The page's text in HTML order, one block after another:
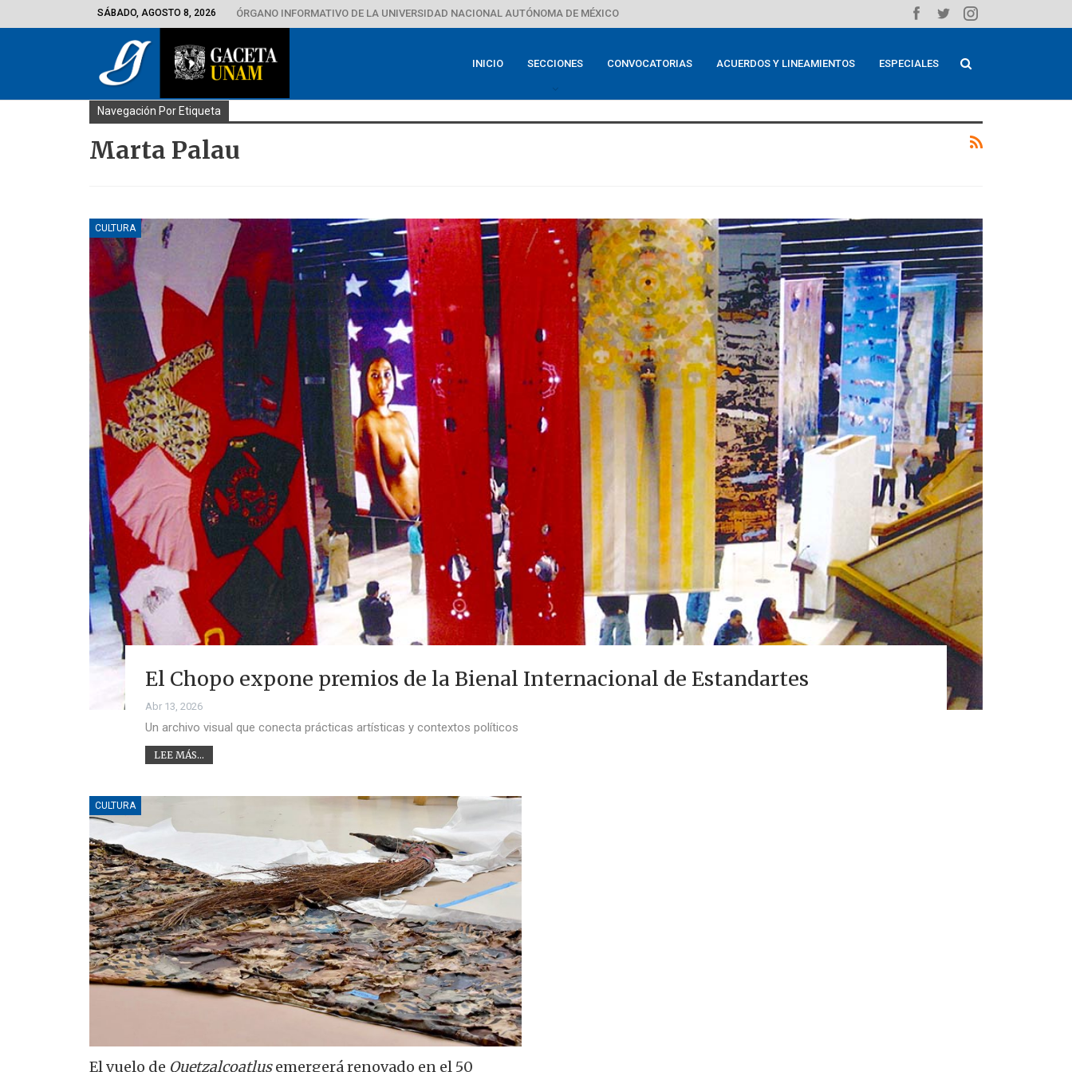
SÁBADO, AGOSTO 8, 2026 ÓRGANO INFORMATIVO DE LA UNIVERSIDAD NACIONAL AUTÓNOMA DE MÉXICO
INICIO SECCIONES CONVOCATORIAS ACUERDOS Y LINEAMIENTOS ESPECIALES
Navegación Por Etiqueta
Marta Palau
CULTURA
El Chopo expone premios de la Bienal Internacional de Estandartes
Abr 13, 2026
Un archivo visual que conecta prácticas artísticas y contextos políticos
LEE MÁS...
CULTURA
El vuelo de Quetzalcoatlusemergerá renovado en el 50